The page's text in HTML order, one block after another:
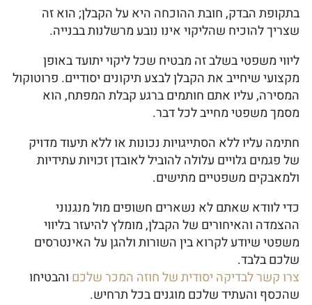
בתקופת הבדק, חובת ההוכחה היא על הקבלן; הוא זה
שצריך להוכיח שהליקוי אינו נובע מרשלנות בבנייה.
ליווי משפטי בשלב זה מבטיח שכל ליקוי יתועד באופן
מקצועי שיחייב את הקבלן לבצע תיקונים יסודיים. פרוטוקול
המסירה, עליו אתם חותמים ברגע קבלת המפתח, הוא
מסמך משפטי מחייב לכל דבר.
חתימה עליו ללא הסתייגויות נכונות או ללא תיעוד מדויק
של פגמים גלויים עלולה להוביל לאובדן זכויות עתידיות
ולמאבקים משפטיים מתישים.
כדי לוודא שאתם לא נשארים חשופים מול מנגנוני
ההצמדה והאיחורים של הקבלן, מומלץ להיעזר בליווי
משפטי שיודע לקרוא בין השורות ולהגן על האינטרסים
שלכם בלבד.
צרו קשר לבדיקה יסודית של חוזה המכר שלכם והבטיחו
שהכסף והעתיד שלכם מוגנים בכל תרחיש.